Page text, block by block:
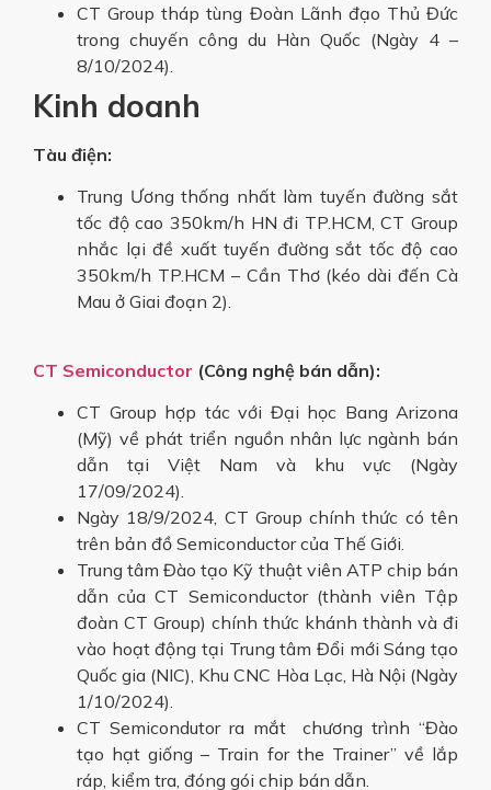
CT Group tháp tùng Đoàn Lãnh đạo Thủ Đức
trong chuyến công du Hàn Quốc (Ngày 4 –
8/10/2024).
Kinh doanh
Tàu điện:
Trung Ương thống nhất làm tuyến đường sắt
tốc độ cao 350km/h HN đi TP.HCM, CT Group
nhắc lại đề xuất tuyến đường sắt tốc độ cao
350km/h TP.HCM – Cần Thơ (kéo dài đến Cà
Mau ở Giai đoạn 2).
CT Semiconductor (Công nghệ bán dẫn):
CT Group hợp tác với Đại học Bang Arizona
(Mỹ) về phát triển nguồn nhân lực ngành bán
dẫn tại Việt Nam và khu vực (Ngày
17/09/2024).
Ngày 18/9/2024, CT Group chính thức có tên
trên bản đồ Semiconductor của Thế Giới.
Trung tâm Đào tạo Kỹ thuật viên ATP chip bán
dẫn của CT Semiconductor (thành viên Tập
đoàn CT Group) chính thức khánh thành và đi
vào hoạt động tại Trung tâm Đổi mới Sáng tạo
Quốc gia (NIC), Khu CNC Hòa Lạc, Hà Nội (Ngày
1/10/2024).
CT Semicondutor ra mắt chương trình “Đào
tạo hạt giống – Train for the Trainer” về lắp
ráp, kiểm tra, đóng gói chip bán dẫn.